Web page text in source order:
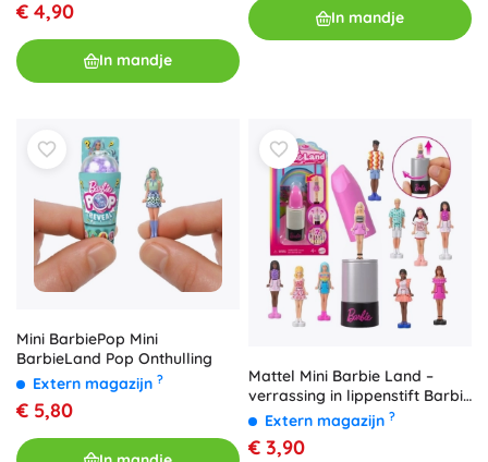
€ 4,90
In mandje
In mandje
Mini BarbiePop Mini
BarbieLand Pop Onthulling
Extern magazijn ?
€ 5,80
Mattel Mini Barbie Land –
verrassing in lippenstift Barbie
of Ken
Extern magazijn ?
€ 3,90